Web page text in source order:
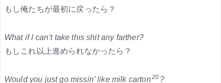
もし俺たちが最初に戻ったら？
What if I can’t take this shit any farther?
もしこれ以上進められなかったら？
Would you just go missin’ like milk carton20 ?